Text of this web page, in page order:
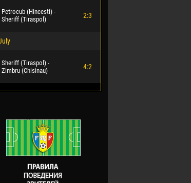
Petrocub (Hincesti) -
Sheriff (Tiraspol)
2:3
Sheriff (Tiraspol) -
Zimbru (Chisinau)
4:2